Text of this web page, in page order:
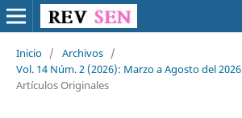
Inicio / Archivos /
Vol. 14 Núm. 2 (2026): Marzo a Agosto del 2026
Artículos Originales